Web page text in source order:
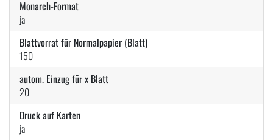
Monarch-Format
ja
Blattvorrat für Normalpapier (Blatt)
150
autom. Einzug für x Blatt
20
Druck auf Karten
ja